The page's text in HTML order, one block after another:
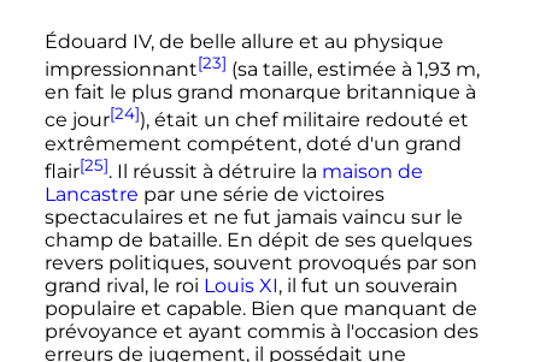
Édouard IV, de belle allure et au physique
impressionnant[23] (sa taille, estimée à 1,93 m,
en fait le plus grand monarque britannique à
ce jour[24]), était un chef militaire redouté et
extrêmement compétent, doté d'un grand
flair[25]. Il réussit à détruire la maison de
Lancastre par une série de victoires
spectaculaires et ne fut jamais vaincu sur le
champ de bataille. En dépit de ses quelques
revers politiques, souvent provoqués par son
grand rival, le roi Louis XI, il fut un souverain
populaire et capable. Bien que manquant de
prévoyance et ayant commis à l'occasion des
erreurs de jugement, il possédait une